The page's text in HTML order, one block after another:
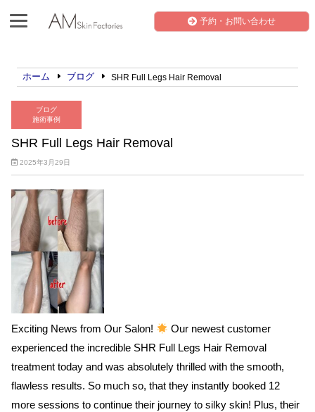
予約・お問い合わせ
ホーム ブログ SHR Full Legs Hair Removal
ブログ
施術事例
SHR Full Legs Hair Removal
2025年3月29日
Exciting News from Our Salon!
Our newest customer
experienced the incredible SHR Full Legs Hair Removal
treatment today and was absolutely thrilled with the smooth,
flawless results. So much so, that they instantly booked 12
more sessions to continue their journey to silky skin! Plus, their